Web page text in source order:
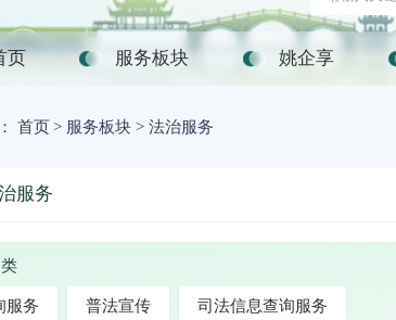
页 服务板块 姚企享
首页 > 服务板块 > 法治服务
服务
服务 普法宣传 司法信息查询服务